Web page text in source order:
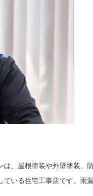
、屋根塗装や外壁塗装
いる住宅工事店です。雨